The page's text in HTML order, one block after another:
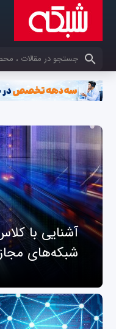
کلمات کلیدی خود را وارد
آشنایی با
شبکه‌های